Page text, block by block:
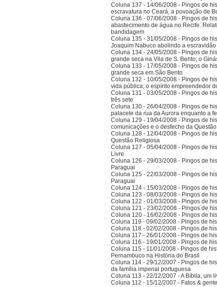
Coluna 137 - 14/06/2008 - Pingos de
escravatura no Ceará, a povoação de
Coluna 136 - 07/06/2008 - Pingos de
abastecimento de água no Recife.
bandidagem
Coluna 135 - 31/05/2008 - Pingos de
Joaquim Nabuco abolindo a
Coluna 134 - 24/05/2008 - Pingos de
grande seca na Vila de S. Bento; o
Coluna 133 - 17/05/2008 - Pingos de
grande seca em São Bento
Coluna 132 - 10/05/2008 - Pingos de
vida pública; o espírito empreendedor
Coluna 131 - 03/05/2008 - Pingos de
três sete
Coluna 130 - 26/04/2008 - Pingos de
palacete da rua da Aurora enquanto a
Coluna 129 - 19/04/2008 - Pingos de
comunicações e o desfecho da
Coluna 128 - 12/04/2008 - Pingos de
Questão Religiosa
Coluna 127 - 05/04/2008 - Pingos de
Livre
Coluna 126 - 29/03/2008 - Pingos de
Paraguai
Coluna 125 - 22/03/2008 - Pingos de
Paraguai
Coluna 124 - 15/03/2008 - Pingos de
Coluna 123 - 08/03/2008 - Pingos de
Coluna 122 - 01/03/2008 - Pingos de
Coluna 121 - 23/02/2008 - Pingos de
Coluna 120 - 16/02/2008 - Pingos de
Coluna 119 - 09/02/2008 - Pingos de
Coluna 118 - 02/02/2008 - Pingos de
Coluna 117 - 26/01/2008 - Pingos de
Coluna 116 - 19/01/2008 - Pingos de
Coluna 115 - 11/01/2008 - Pingos de
Pernambuco na História do Brasil
Coluna 114 - 29/12/2007 - Pingos de
da família imperial portuguesa
Coluna 113 - 22/12/2007 - A Bíblia, um
Coluna 112 - 15/12/2007 - Fatos &